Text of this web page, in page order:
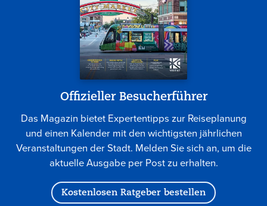
Offizieller Besucherführer
Das Magazin bietet Expertentipps zur Reiseplanung
und einen Kalender mit den wichtigsten jährlichen
Veranstaltungen der Stadt. Melden Sie sich an, um die
aktuelle Ausgabe per Post zu erhalten.
Kostenlosen Ratgeber bestellen